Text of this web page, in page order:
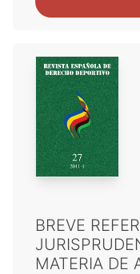
BREVE
MATERIA DE